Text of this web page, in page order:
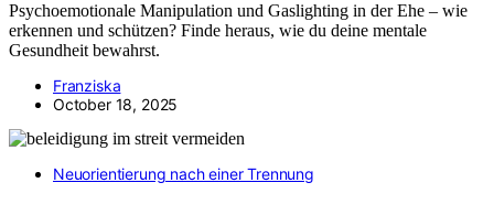
Psychoemotionale Manipulation und Gaslighting in der Ehe – wie
erkennen und schützen? Finde heraus, wie du deine mentale
Gesundheit bewahrst.
Franziska
October 18, 2025
Neuorientierung nach einer Trennung